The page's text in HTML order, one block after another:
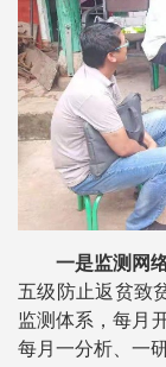
一是监测网
五级防止返贫致
监测体系，每月
每月一分析、一